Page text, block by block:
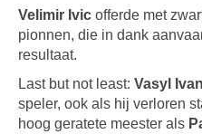
Velimir Ivic offerde met
pionnen, die in dank
resultaat.
Last but not least: Vasyl
speler, ook als hij verloren
hoog geratete meester als